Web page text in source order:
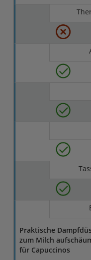
Praktische
zum Milch
für Capuccinos